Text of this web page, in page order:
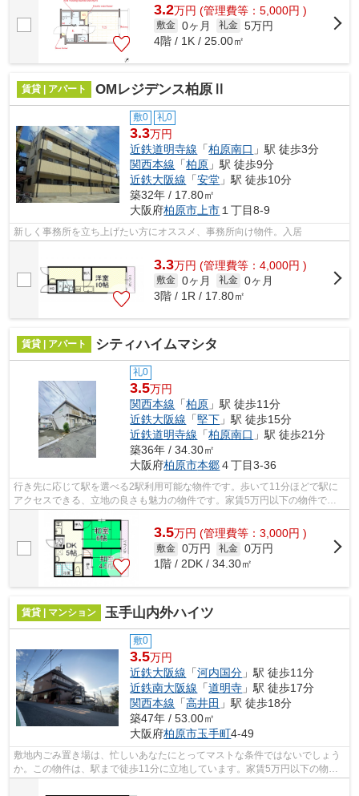
3.2万円 (管理費等：5,000円 )
敷金 0ヶ月 礼金 5万円
4階 / 1K / 25.00㎡
賃貸 | アパート OMレジデンス柏原Ⅱ
敷0 礼0
3.3万円
近鉄道明寺線 「柏原南口 」駅 徒歩3分
関西本線 「柏原 」駅 徒歩9分
近鉄大阪線 「安堂 」駅 徒歩10分
築32年 / 17.80㎡
大阪府柏原市 上市 １丁目8-9
新しく事務所を立ち上げたい方にオススメ、事務所向け物件。入居
3.3万円 (管理費等：4,000円 )
敷金 0ヶ月 礼金 0ヶ月
3階 / 1R / 17.80㎡
賃貸 | アパート シティハイムマシタ
礼0
3.5万円
関西本線 「柏原 」駅 徒歩11分
近鉄大阪線 「堅下 」駅 徒歩15分
近鉄道明寺線 「柏原南口 」駅 徒歩21分
築36年 / 34.30㎡
大阪府柏原市本郷４丁目3-36
行き先に応じて駅を選べる2駅利用可能な物件です。歩いて11分ほどで駅に
アクセスできる、立地の良さも魅力の物件です。家賃5万円以下の物件で
す。シティハイムマシタの詳しい情報。柏...
3.5万円 (管理費等：3,000円 )
敷金 0万円 礼金 0万円
1階 / 2DK / 34.30㎡
賃貸 | マンション 玉手山内外ハイツ
敷0
3.5万円
近鉄大阪線 「河内国分 」駅 徒歩11分
近鉄南大阪線 「道明寺 」駅 徒歩17分
関西本線 「高井田 」駅 徒歩18分
築47年 / 53.00㎡
大阪府柏原市玉手町4-49
敷地内ごみ置き場は、忙しいあなたにとってマストな条件ではないでしょう
か。この物件は、駅まで徒歩11分に立地しています。家賃5万円以下の物件
です。「玉手山内外ハイツ」のここがイ...